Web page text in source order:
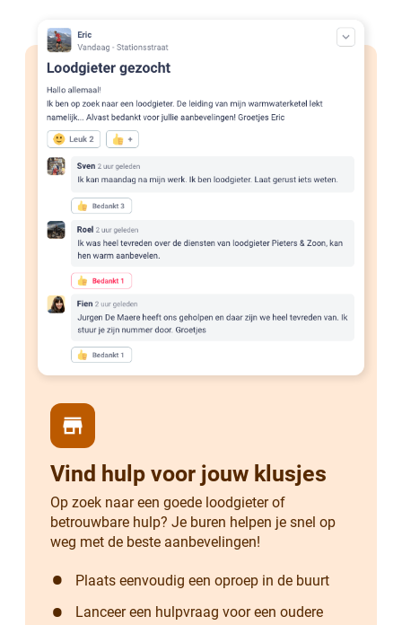
store
Vind hulp voor jouw klusjes
Op zoek naar een goede loodgieter of
betrouwbare hulp? Je buren helpen je snel op
weg met de beste aanbevelingen!
Plaats eenvoudig een oproep in de buurt
Lanceer een hulpvraag voor een oudere